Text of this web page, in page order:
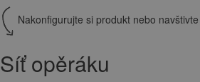
Nakonfigurujte si produkt nebo navštivte
Síť opěráku